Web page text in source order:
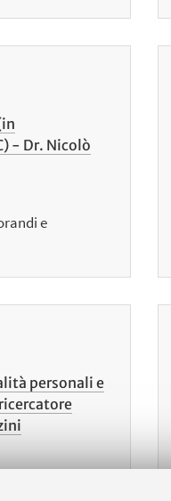
- Dr. Nicolò
e
personali e